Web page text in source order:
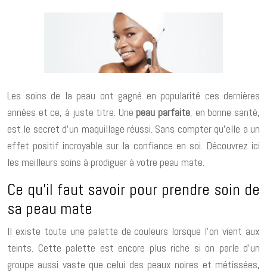
Les soins de la peau ont gagné en popularité ces dernières
années et ce, à juste titre. Une peau parfaite, en bonne santé,
est le secret d’un maquillage réussi. Sans compter qu’elle a un
effet positif incroyable sur la confiance en soi. Découvrez ici
les meilleurs soins à prodiguer à votre peau mate.
Ce qu’il faut savoir pour prendre soin de
sa peau mate
Il existe toute une palette de couleurs lorsque l’on vient aux
teints. Cette palette est encore plus riche si on parle d’un
groupe aussi vaste que celui des peaux noires et métissées,